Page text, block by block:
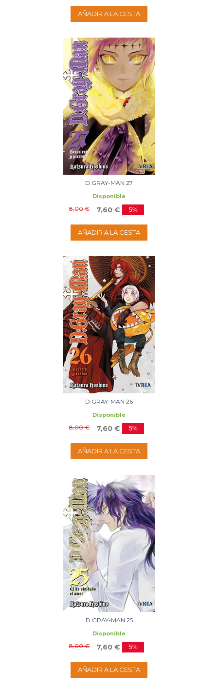
AÑADIR A LA CESTA
D.GRAY-MAN 27
Disponible
8,00 € 7,60 € 5%
AÑADIR A LA CESTA
D.GRAY-MAN 26
Disponible
8,00 € 7,60 € 5%
AÑADIR A LA CESTA
D.GRAY-MAN 25
Disponible
8,00 € 7,60 € 5%
AÑADIR A LA CESTA